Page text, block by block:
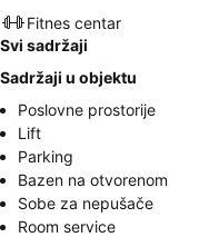
Fitnes centar
Svi sadržaji
Sadržaji u objektu
Poslovne prostorije
Lift
Parking
Bazen na otvorenom
Sobe za nepušače
Room service